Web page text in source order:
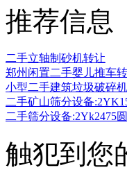
推荐信息
二手立轴制砂机转让
郑州闲置二手婴儿推车
小型二手建筑垃圾破碎
二手矿山筛分设备
二手筛分设备:2Yk2475
触犯到您